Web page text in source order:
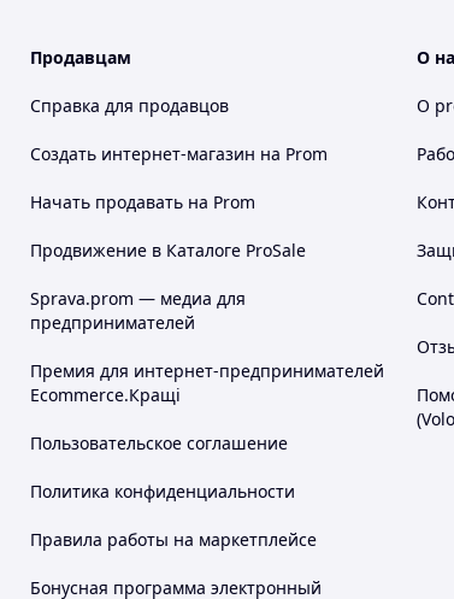
Продавцам
Справка для продавцов
Создать интернет-магазин на Prom
Начать продавать на Prom
Продвижение в Каталоге ProSale
Sprava.prom — медиа для
предпринимателей
Премия для интернет-предпринимателей
Ecommerce.Кращі
Пользовательское соглашение
Политика конфиденциальности
Правила работы на маркетплейсе
Бонусная программа электронный
О
О